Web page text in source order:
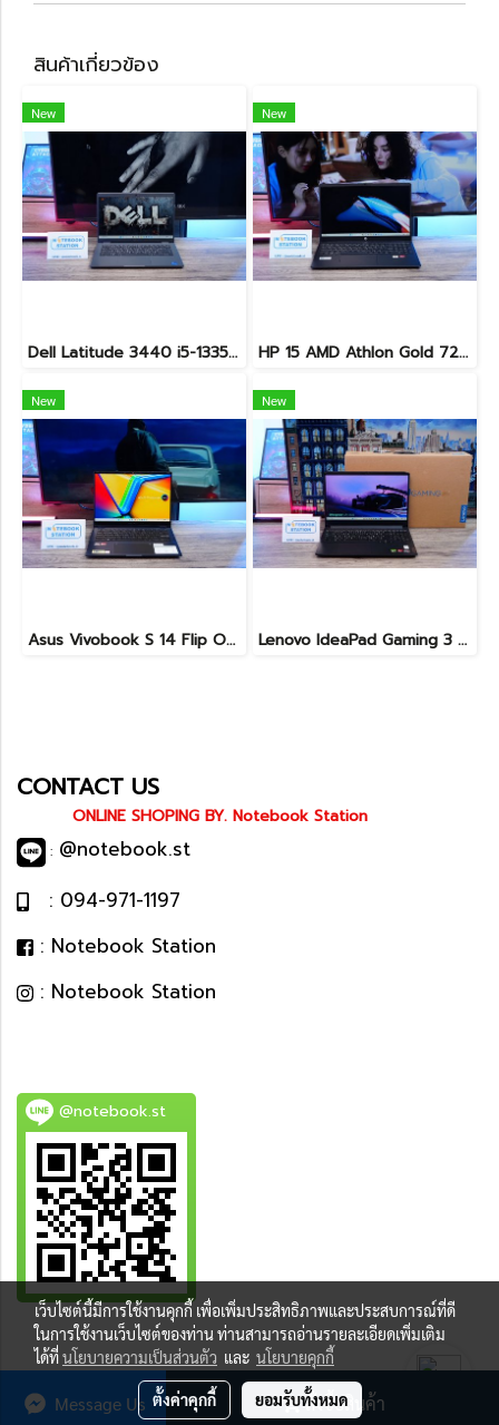
สั่งซื้อสินค้า
Message Us
สินค้าเกี่ยวข้อง
New
Dell Latitude 3440 i5-1335U Ram8 SSD512 จอ14นิ้ว สเปคดี คีย์บอร์ดไฟ เครื่องประมวลผลไวพร้อมใช้งาน เพียง 13,990.-
New
HP 15 AMD Athlon Gold 7220U Ram8 SSD256 จอ15.6 FHD เครื่องบางเบา เหมาะแก่การพกพา ขายเพียง 7,500 .-
New
Asus Vivobook S 14 Flip OLED ทัชกรีนหมุนจอ360องศา Ryzen7-7730U Ram24 SSD512GB จอ14 2.8K OLED 90Hz จอภาพสวยคมชัดมาก ดีไซน์สวยทันสมัย ราคา 18,990.-
New
Lenovo IdeaPad Gaming 3 Ryzen5-5500H RAM16 RTX2050(4GB) 512GB M.2 จอ15.6 FHD 144Hz สเปคเกมมิ่ง คีย์บอร์ดไฟสีRGB เครื่องพร้อมใช้งาน ราคาเพียง 16,900.-
CONTACT US
ONLINE SHOPING BY. Notebook Station
: @notebook.st
: 094-971-1197
: Notebook Station
: Notebook Station
@notebook.st
BEST DEAL
เว็บไซต์นี้มีการใช้งานคุกกี้ เพื่อเพิ่มประสิทธิภาพและประสบการณ์ที่ดี
ในการใช้งานเว็บไซต์ของท่าน ท่านสามารถอ่านรายละเอียดเพิ่มเติม
ได้ที่นโยบายความเป็นส่วนตัว และ นโยบายคุกกี้
ตั้งค่าคุกกี้ ยอมรับทั้งหมด